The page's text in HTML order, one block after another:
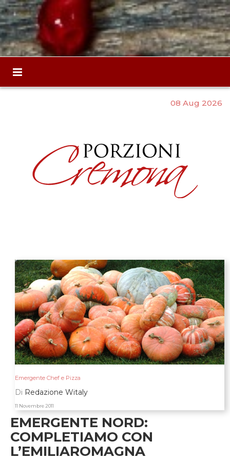
08 Aug 2026
Emergente Chef e Pizza
Di Redazione Witaly
11 Novembre 2011
EMERGENTE NORD:
COMPLETIAMO CON
L’EMILIAROMAGNA